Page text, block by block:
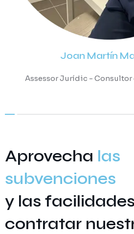
Joan Martín
Assessor Jurídic - Consultor
Aprovecha las
subvenciones
y las
contratar